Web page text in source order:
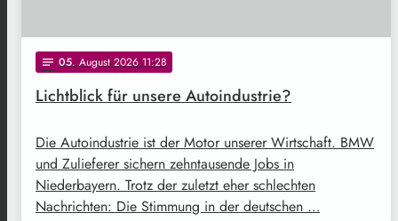
notes 05. August 2026 11:28
Lichtblick für unsere Autoindustrie?
Die Autoindustrie ist der Motor unserer Wirtschaft. BMW
und Zulieferer sichern zehntausende Jobs in
Niederbayern. Trotz der zuletzt eher schlechten
Nachrichten: Die Stimmung in der deutschen …